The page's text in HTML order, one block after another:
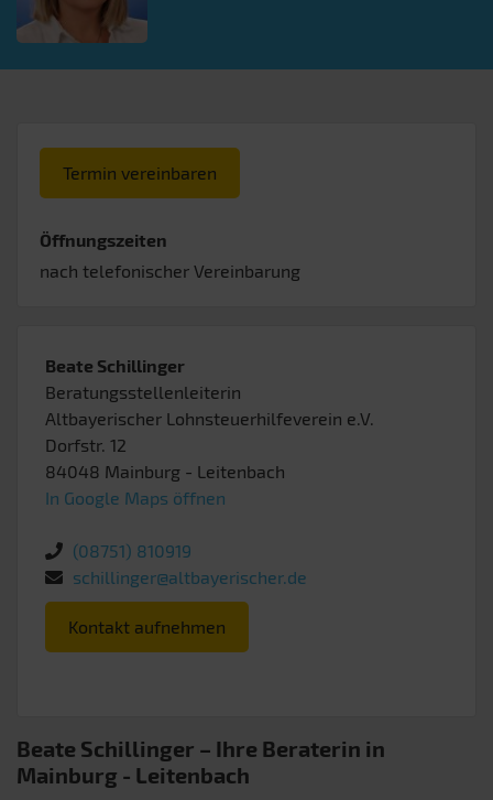
Termin vereinbaren
Öffnungszeiten
nach telefonischer Vereinbarung
Beate Schillinger
Beratungsstellenleiterin
Altbayerischer Lohnsteuerhilfeverein e.V.
Dorfstr. 12
84048 Mainburg - Leitenbach
In Google Maps öffnen
(08751) 810919
schillinger@altbayerischer.de
Kontakt aufnehmen
Beate Schillinger – Ihre Beraterin in
Mainburg - Leitenbach